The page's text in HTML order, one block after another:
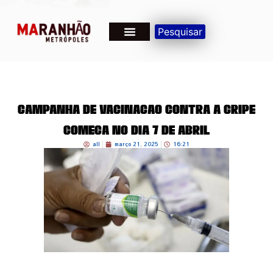
Pesquisar
Campanha de vacinação contra a gripe
começa no dia 7 de abril
all março 21, 2025 16:21